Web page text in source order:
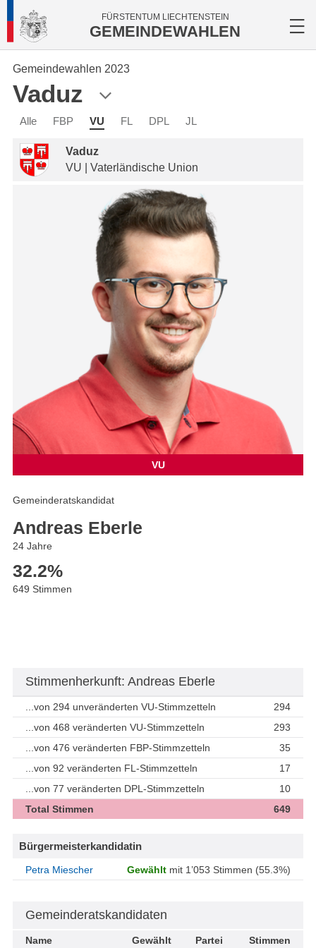
FÜRSTENTUM LIECHTENSTEIN
GEMEINDEWAHLEN
Gemeindewahlen 2023
Vaduz
Alle FBP VU FL DPL JL
Vaduz
VU | Vaterländische Union
VU
Gemeinderatskandidat
Andreas Eberle
24 Jahre
32.2%
649 Stimmen
Stimmenherkunft: Andreas Eberle
...von 294 unveränderten VU-Stimmzetteln
294
...von 468 veränderten VU-Stimmzetteln
293
...von 476 veränderten FBP-Stimmzetteln
35
...von 92 veränderten FL-Stimmzetteln
17
...von 77 veränderten DPL-Stimmzetteln
10
Total Stimmen
649
Bürgermeisterkandidatin
Petra Miescher Gewählt mit 1’053 Stimmen (55.3%)
Gemeinderatskandidaten
Name Gewählt Partei Stimmen